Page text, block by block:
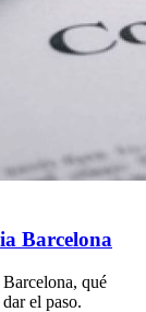
Barcelona
qué
el paso.